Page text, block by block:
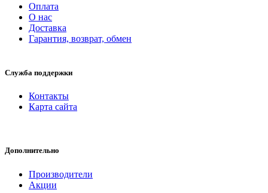
Оплата
О нас
Доставка
Гарантия, возврат, обмен
Служба поддержки
Контакты
Карта сайта
Дополнительно
Производители
Акции